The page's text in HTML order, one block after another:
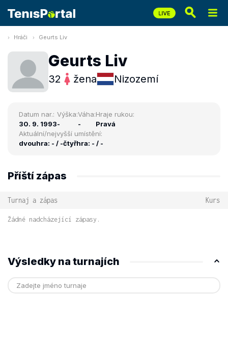
Hráči Geurts Liv
Geurts Liv
32 žena Nizozemí
Datum nar.:
30. 9. 1993
Výška:
-
Váha:
-
Hraje rukou:
Pravá
Aktuální/nejvyšší umístění:
dvouhra: - / -čtyřhra: - / -
Příští zápas
Turnaj a zápas Kurs
Žádné nadcházející zápasy.
Výsledky na turnajích